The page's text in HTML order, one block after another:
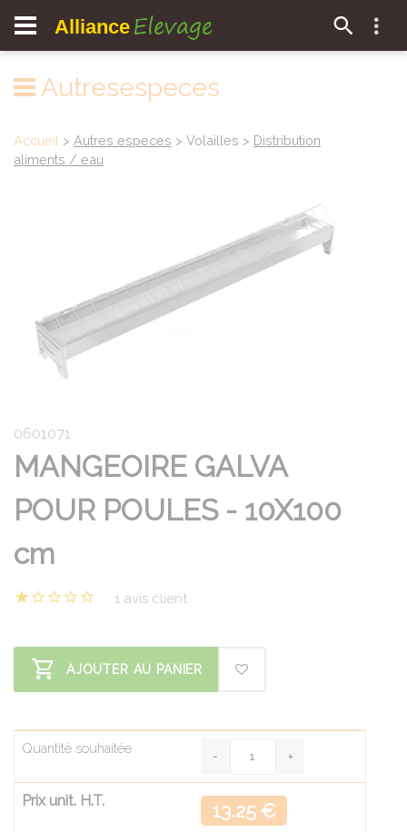
Alliance Elevage
Autresespeces
Accueil > Autres especes > Volailles > Distribution
aliments / eau
0601071
MANGEOIRE GALVA
POUR POULES - 10X100
cm
1 avis client
AJOUTER AU PANIER
Quantité souhaitée
Prix unit. H.T. 13.25 €